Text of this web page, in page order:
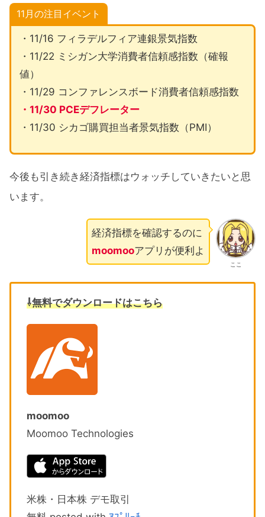
11月の注目イベント
・11/16 フィラデルフィア連銀景気指数
・11/22 ミシガン大学消費者信頼感指数（確報
値）
・11/29 コンファレンスボード消費者信頼感指数
・11/30 PCEデフレーター
・11/30 シカゴ購買担当者景気指数（PMI）
今後も引き続き経済指標はウォッチしていきたいと思
います。
ここ
経済指標を確認するのに
moomooアプリが便利よ
⇩無料でダウンロードはこちら
moomoo
Moomoo Technologies
米株・日本株 デモ取引